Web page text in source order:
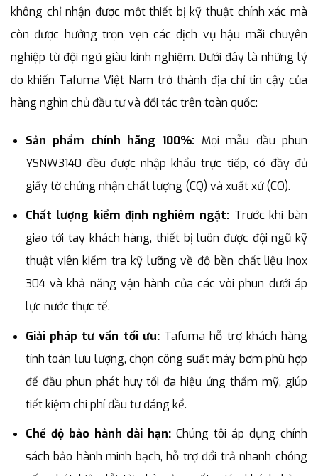
không chỉ nhận được một thiết bị kỹ thuật chính xác mà
còn được hưởng trọn vẹn các dịch vụ hậu mãi chuyên
nghiệp từ đội ngũ giàu kinh nghiệm. Dưới đây là những lý
do khiến Tafuma Việt Nam trở thành địa chỉ tin cậy của
hàng nghìn chủ đầu tư và đối tác trên toàn quốc:
Sản phẩm chính hãng 100%: Mọi mẫu đầu phun
YSNW3140 đều được nhập khẩu trực tiếp, có đầy đủ
giấy tờ chứng nhận chất lượng (CQ) và xuất xứ (CO).
Chất lượng kiểm định nghiêm ngặt: Trước khi bàn
giao tới tay khách hàng, thiết bị luôn được đội ngũ kỹ
thuật viên kiểm tra kỹ lưỡng về độ bền chất liệu Inox
304 và khả năng vận hành của các vòi phun dưới áp
lực nước thực tế.
Giải pháp tư vấn tối ưu:Tafuma hỗ trợ khách hàng
tính toán lưu lượng, chọn công suất máy bơm phù hợp
để đầu phun phát huy tối đa hiệu ứng thẩm mỹ, giúp
tiết kiệm chi phí đầu tư đáng kể.
Chế độ bảo hành dài hạn: Chúng tôi áp dụng chính
sách bảo hành minh bạch, hỗ trợ đổi trả nhanh chóng